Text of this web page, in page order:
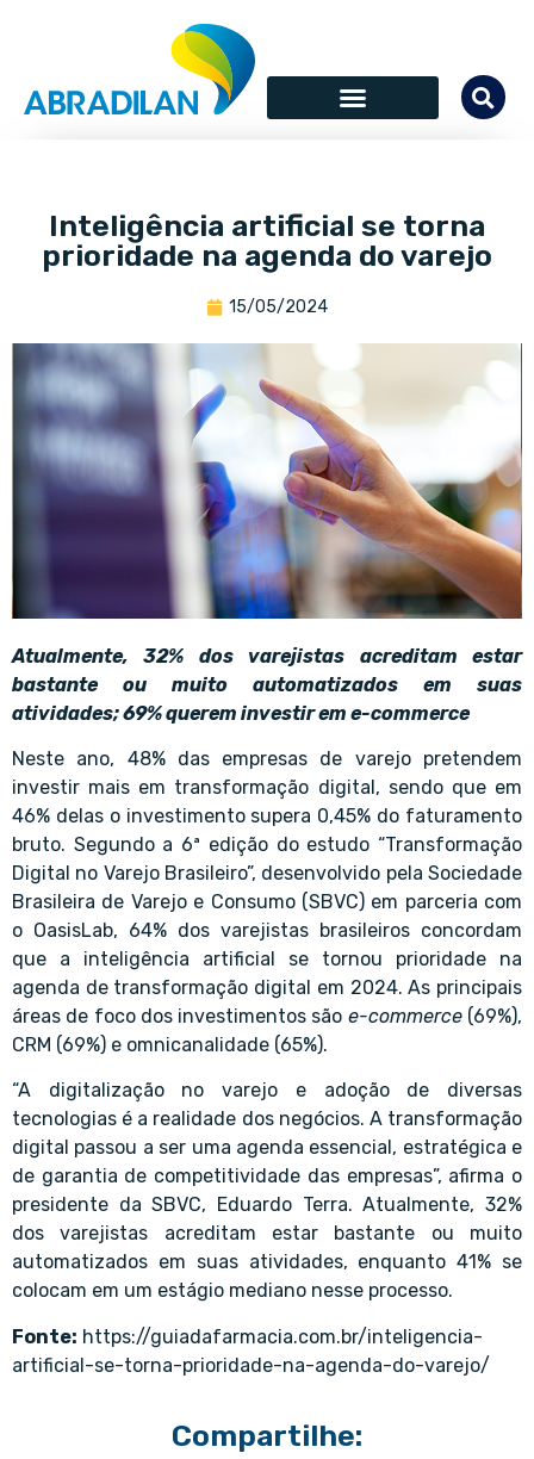
Inteligência artificial se torna
prioridade na agenda do varejo
15/05/2024
Atualmente, 32% dos varejistas acreditam estar
bastante ou muito automatizados em suas
atividades; 69% querem investir em e-commerce
Neste ano, 48% das empresas de varejo pretendem
investir mais em transformação digital, sendo que em
46% delas o investimento supera 0,45% do faturamento
bruto. Segundo a 6ª edição do estudo “Transformação
Digital no Varejo Brasileiro”, desenvolvido pela Sociedade
Brasileira de Varejo e Consumo (SBVC) em parceria com
o OasisLab, 64% dos varejistas brasileiros concordam
que a inteligência artificial se tornou prioridade na
agenda de transformação digital em 2024. As principais
áreas de foco dos investimentos são e-commerce(69%),
CRM (69%) e omnicanalidade (65%).
“A digitalização no varejo e adoção de diversas
tecnologias é a realidade dos negócios. A transformação
digital passou a ser uma agenda essencial, estratégica e
de garantia de competitividade das empresas”, afirma o
presidente da SBVC, Eduardo Terra. Atualmente, 32%
dos varejistas acreditam estar bastante ou muito
automatizados em suas atividades, enquanto 41% se
colocam em um estágio mediano nesse processo.
Fonte: https://guiadafarmacia.com.br/inteligencia-
artificial-se-torna-prioridade-na-agenda-do-varejo/
Compartilhe: